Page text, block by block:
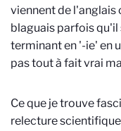
viennent de l'anglais
blaguais parfois
terminant en '-ie' en
pas tout à fait vrai
Ce que je trouve
relecture